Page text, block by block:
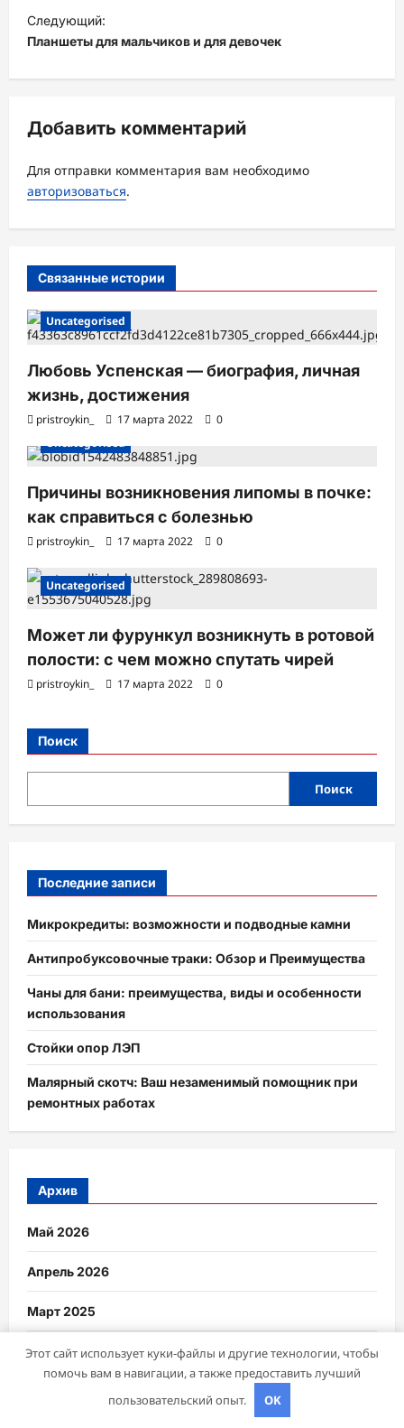
и
г
а
и
з
и
с
и
Следующий:
Планшеты для мальчиков и для девочек
Добавить комментарий
Для отправки комментария вам необходимо
авторизоваться.
Связанные истории
Uncategorised
Любовь Успенская — биография, личная
жизнь, достижения
pristroykin_ 17 марта 2022
0
Uncategorised
Причины возникновения липомы в почке:
как справиться с болезнью
pristroykin_ 17 марта 2022 0
Uncategorised
Может ли фурункул возникнуть в ротовой
полости: с чем можно спутать чирей
pristroykin_ 17 марта 2022 0
Поиск
Поиск
Последние записи
Микрокредиты: возможности и подводные камни
Антипробуксовочные траки: Обзор и Преимущества
Чаны для бани: преимущества, виды и особенности
использования
Стойки опор ЛЭП
Малярный скотч: Ваш незаменимый помощник при
ремонтных работах
Архив
Май 2026
Апрель 2026
Март 2025
Октябрь 2024
Этот сайт использует куки-файлы и другие технологии, чтобы
помочь вам в навигации, а также предоставить лучший
пользовательский опыт.
OK